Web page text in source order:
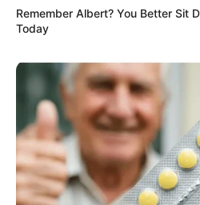
Remember Albert? You Better Sit
Today